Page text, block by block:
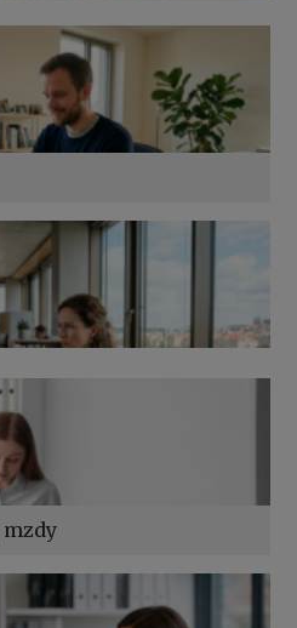
mzdy
straně zaměstnavatele
dovolené
pojišťovny – jak na ně